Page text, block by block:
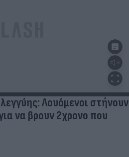
Λουόμενοι στήνουν
να βρουν 2χρονο που